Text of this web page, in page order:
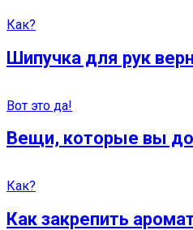
Как?
Шипучка для рук
Вот это да!
Вещи, которые вы
Как?
Как закрепить